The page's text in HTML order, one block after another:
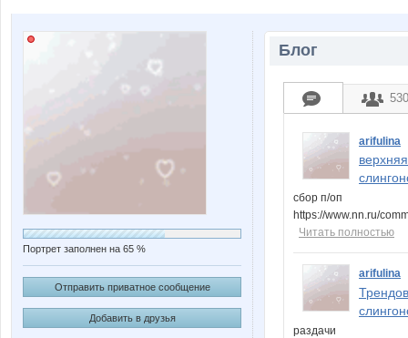
Портрет заполнен на 65 %
Отправить приватное сообщение
Добавить в друзья
Блог
530
arifulina
сбор п/оп
https://www.nn.ru/
Читать полностью
arifulina
раздачи